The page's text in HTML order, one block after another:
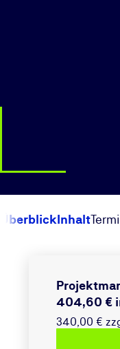
ÜberblickInhalt
404,60 €
340,00 €